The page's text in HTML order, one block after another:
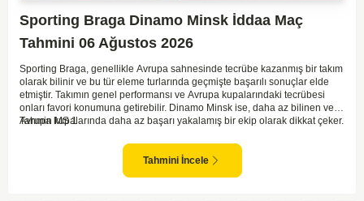
Sporting Braga Dinamo Minsk İddaa Maç
Tahmini 06 Ağustos 2026
Sporting Braga, genellikle Avrupa sahnesinde tecrübe kazanmış bir takım
olarak bilinir ve bu tür eleme turlarında geçmişte başarılı sonuçlar elde
etmiştir. Takımın genel performansı ve Avrupa kupalarındaki tecrübesi
onları favori konumuna getirebilir. Dinamo Minsk ise, daha az bilinen ve
Avrupa kupalarında daha az başarı yakalamış bir ekip olarak dikkat çeker.
elinde tutarak maçı geçirebileceği beklenebilir. İki takımın arasındaki
kalite farkı Braga'nın lehine görünüyor. Bu bağlamda, ev sahibi ekibin iyi
bir sonuçla bu turu geçebileceği öngörülebilir.
Tahmin MS 1
Tahmini İncele